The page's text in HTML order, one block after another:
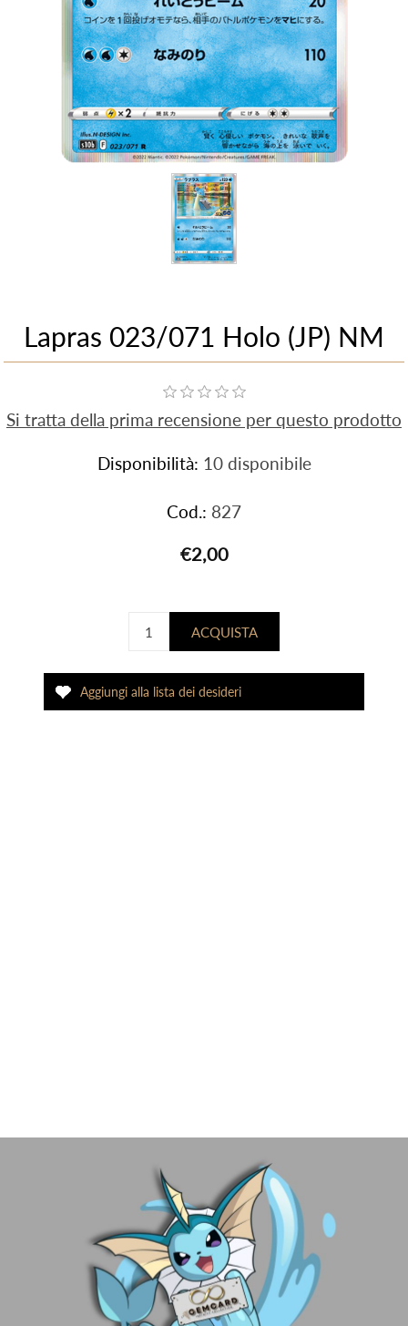
Lapras 023/071 Holo (JP) NM
Si tratta della prima recensione per questo prodotto
Disponibilità: 10 disponibile
Cod.: 827
€2,00